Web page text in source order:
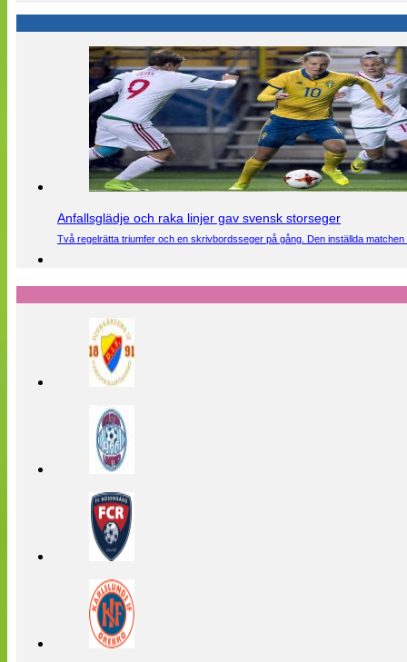
Anfallsglädje och raka linjer gav svensk storseger
Två regelrätta triumfer och en skrivbordsseger på gång. Den inställda